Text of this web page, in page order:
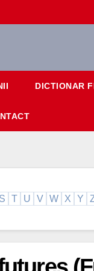
DICTIONAR
S T U V W X Y